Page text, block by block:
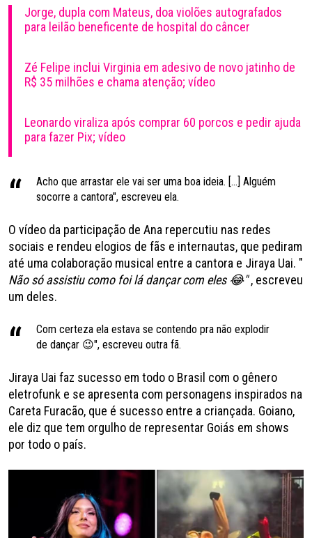
Jorge, dupla com Mateus, doa violões autografados
para leilão beneficente de hospital do câncer
Zé Felipe inclui Virginia em adesivo de novo jatinho de
R$ 35 milhões e chama atenção; vídeo
Leonardo viraliza após comprar 60 porcos e pedir ajuda
para fazer Pix; vídeo
Acho que arrastar ele vai ser uma boa ideia. [...] Alguém
socorre a cantora", escreveu ela.
O vídeo da participação de Ana repercutiu nas redes
sociais e rendeu elogios de fãs e internautas, que pediram
até uma colaboração musical entre a cantora e Jiraya Uai. "
Não só assistiu como foi lá dançar com eles 😂", escreveu
um deles.
Com certeza ela estava se contendo pra não explodir
de dançar 😉", escreveu outra fã.
Jiraya Uai faz sucesso em todo o Brasil com o gênero
eletrofunk e se apresenta com personagens inspirados na
Careta Furacão, que é sucesso entre a criançada. Goiano,
ele diz que tem orgulho de representar Goiás em shows
por todo o país.